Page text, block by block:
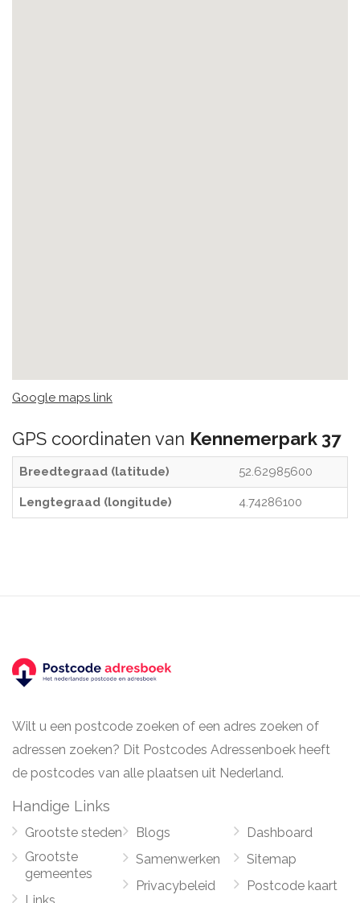
Google maps link
GPS coordinaten van Kennemerpark 37
Breedtegraad (latitude) 52.62985600
Lengtegraad (longitude) 4.74286100
Wilt u een postcode zoeken of een adres zoeken of
adressen zoeken? Dit Postcodes Adressenboek heeft
de postcodes van alle plaatsen uit Nederland.
Handige Links
Grootste steden
Grootste
gemeentes
Blogs
Samenwerken
Privacybeleid
Dashboard
Sitemap
Postcode kaart